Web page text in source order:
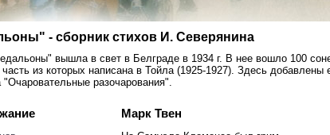
- сборник стихов И. Северянина
вышла в свет в Белграде в 1934 г. В нее вошло 100
из которых написана в Тойла (1925-1927). Здесь
"Очаровательные разочарования".
Марк Твен